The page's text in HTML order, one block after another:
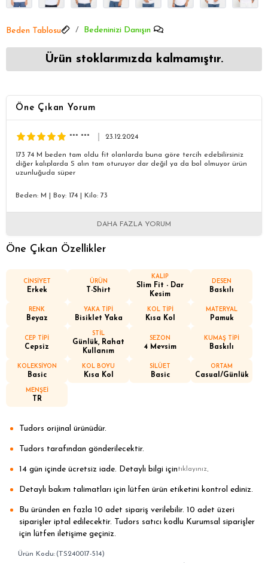
Beden Tablosu Bedeninizi Danışın
Ürün stoklarımızda kalmamıştır.
Öne Çıkan Yorum
*** *** 23.12.2024
173 74 M beden tam oldu fit olanlarda buna göre tercih edebilirsiniz
diğer kalıplarda S alın tam oturuyor dar değil ya da bol olmuyor ürün
uzunluğuda süper
Beden: M Boy: 174 Kilo: 73
DAHA FAZLA YORUM
Öne Çıkan Özellikler
CİNSİYET
Erkek
ÜRÜN
T-Shirt
KALIP
Slim Fit - Dar
Kesim
DESEN
Baskılı
RENK
Beyaz
YAKA TİPİ
Bisiklet Yaka
KOL TİPİ
Kısa Kol
MATERYAL
Pamuk
CEP TİPİ
Cepsiz
STİL
Günlük, Rahat
Kullanım
SEZON
4 Mevsim
KUMAŞ TİPİ
Baskılı
KOLEKSİYON
Basic
KOL BOYU
Kısa Kol
SİLÜET
Basic
ORTAM
Casual/Günlük
MENŞEİ
TR
Tudors orijinal ürünüdür.
Tudors tarafından gönderilecektir.
14 gün içinde ücretsiz iade. Detaylı bilgi içintıklayınız.
Detaylı bakım talimatları için lütfen ürün etiketini kontrol ediniz.
Bu üründen en fazla 10 adet sipariş verilebilir. 10 adet üzeri
siparişler iptal edilecektir. Tudors satıcı kodlu Kurumsal siparişler
için lütfen iletişime geçiniz.
(TS240017-514)